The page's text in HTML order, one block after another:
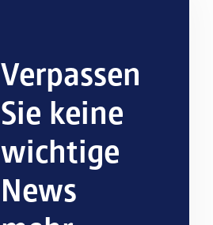
Verpassen
Sie keine
wichtige
News